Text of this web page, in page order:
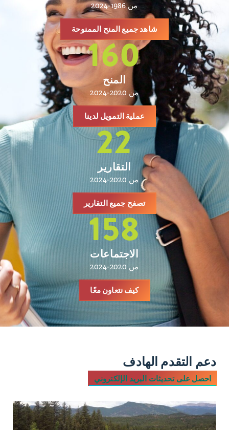
من 1986-2024
شاهد جميع المنح الممنوحة
160
المنح
من 2020-2024
عملية التمويل لدينا
22
التقارير
من 2020-2024
تصفح جميع التقارير
158
الاجتماعات
من 2020-2024
كيف نتعاون معًا
دعم التقدم الهادف
احصل على تحديثات البريد الإلكتروني